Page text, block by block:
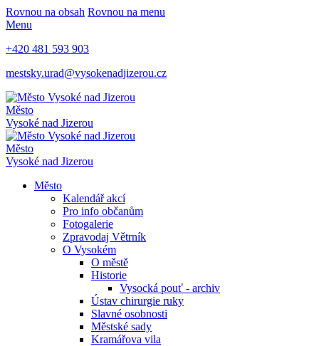
Rovnou na obsah Rovnou na menu
Menu
+420 481 593 903
mestsky.urad@vysokenadjizerou.cz
Město
Vysoké nad Jizerou
Město
Vysoké nad Jizerou
Město
Kalendář akcí
Pro info občanům
Fotogalerie
Zpravodaj Větrník
O Vysokém
O městě
Historie
Vysocká pouť - archiv
Ústav chirurgie ruky
Slavné osobnosti
Městské sady
Kramářova vila